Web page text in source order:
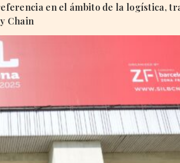
en el ámbito de la logística,
Chain